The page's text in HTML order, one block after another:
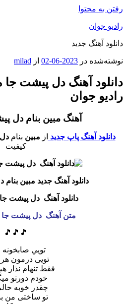
رفتن به محتوا
رادیو جوان
دانلود آهنگ جدید
نوشته‌شده در 2023-06-02 از milad
دانلود آهنگ دل پیشت جا
رادیو جوان
آهنگ مبین بنام دل
دانلود آهنگ پاپ جدید از مبین بنام
کیفیت
دانلود آهنگ جدید مبین
دانلود آهنگ دل پیشت
متن آهنگ دل پیشت جا
🎵🎵🎵
تويي صابخونه
تويى درمون
فقط تنهام نذار
خودم دورتو
چقدر خوبه
تو ساختى من